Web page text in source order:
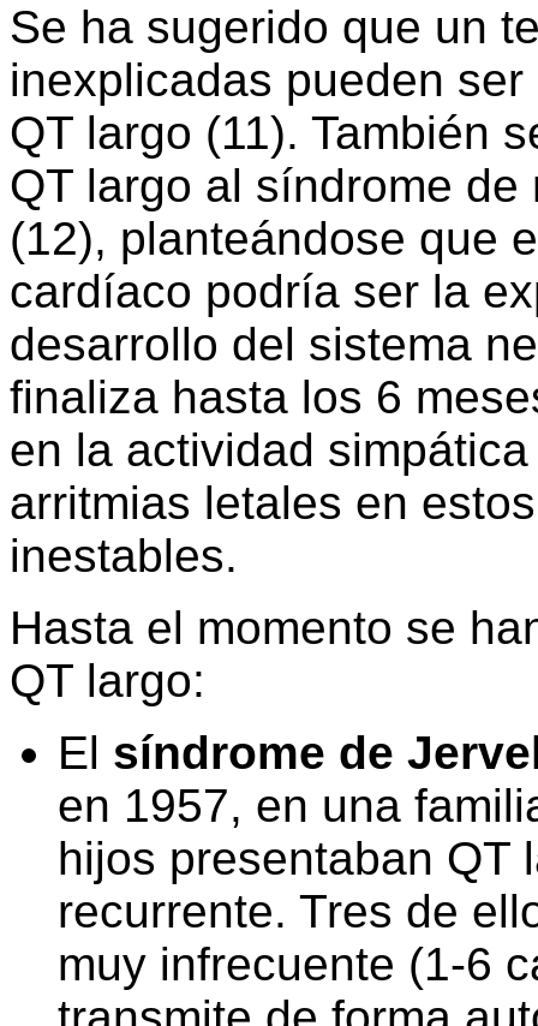
Se ha sugerido que un
inexplicadas pueden
QT largo (11). También
QT largo al síndrome
(12), planteándose que
cardíaco podría ser la
desarrollo del sistema
finaliza hasta los 6
en la actividad
arritmias letales en
inestables.
Hasta el momento se
QT largo:
El síndrome de
en 1957, en una
hijos presentaban QT
recurrente. Tres de
muy infrecuente (1-6